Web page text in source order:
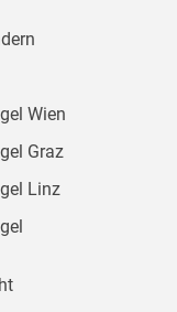
Wien
Graz
Linz